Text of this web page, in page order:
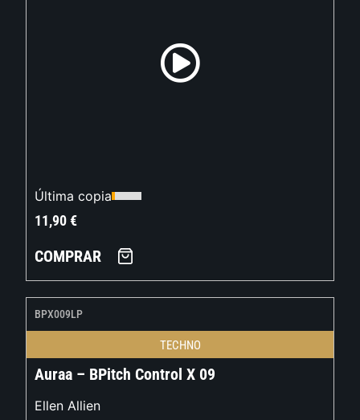
Última copia
11,90€
COMPRAR
BPX009LP
TECHNO
Auraa – BPitch Control X 09
Ellen Allien